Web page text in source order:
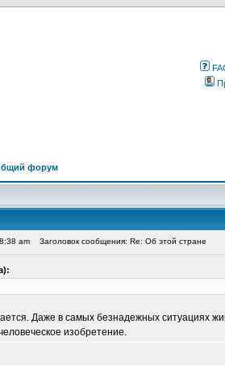
форум
am Заголовок сообщения: Re: Об этой стране
Даже в самых безнадежных ситуациях
изобретение.